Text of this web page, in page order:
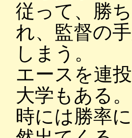
従って、勝
れ、監督の
しまう。
エースを連
大学もある。
時には勝率